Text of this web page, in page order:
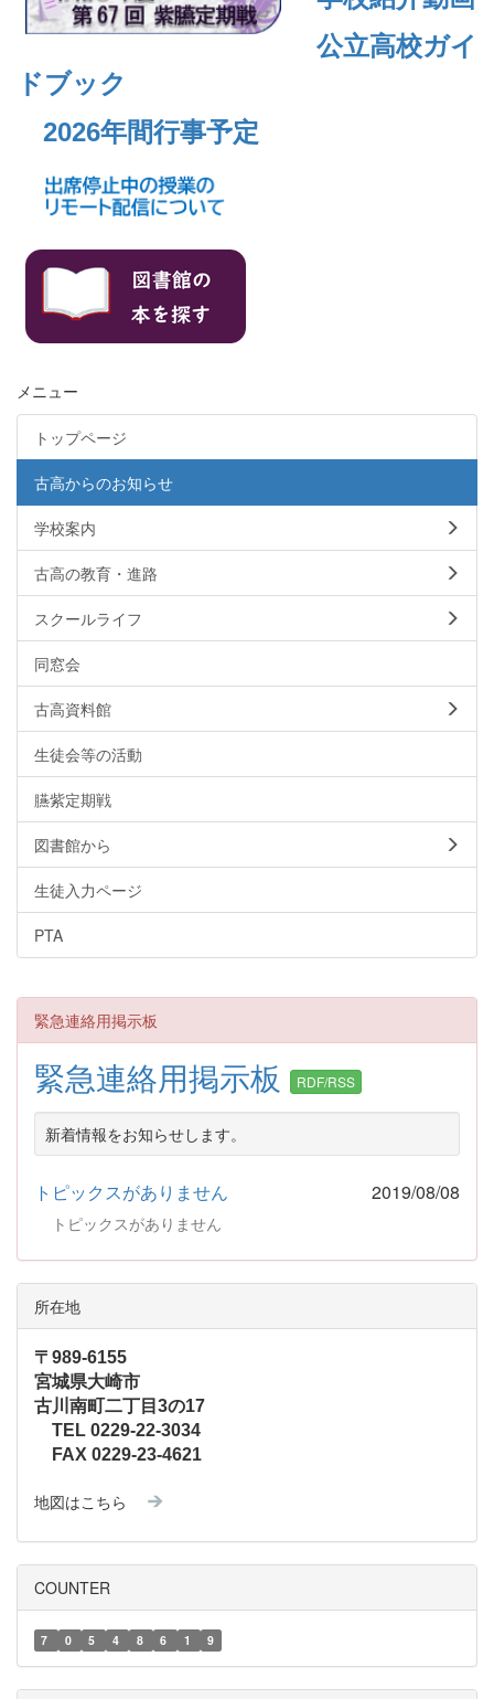
公立高校ガイ
ドブック
2026年間行事予定
メニュー
トップページ
古高からのお知らせ
学校案内
古高の教育・進路
スクールライフ
同窓会
古高資料館
生徒会等の活動
臙紫定期戦
図書館から
生徒入力ページ
PTA
緊急連絡用掲示板
緊急連絡用掲示板 RDF/RSS
新着情報をお知らせします。
トピックスがありません 2019/08/08
トピックスがありません
所在地
〒989-6155
宮城県大崎市
古川南町二丁目3の17
TEL 0229-22-3034
FAX 0229-23-4621
地図はこちら
COUNTER
7 0 5 4 8 6 1 9